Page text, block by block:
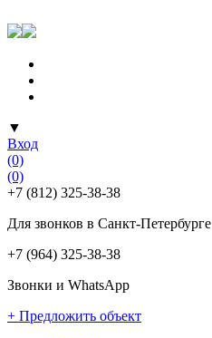
▼
Вход
(0)
(0)
+7 (812) 325-38-38
Для звонков в Санкт-Петербурге
+7 (964) 325-38-38
Звонки и WhatsApp
+ Предложить объект